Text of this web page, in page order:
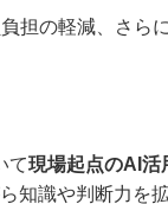
担の軽減、さら
て現場起点のAI活
知識や判断力を